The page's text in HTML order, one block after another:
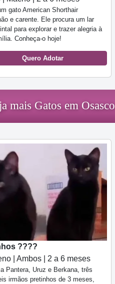
gato American Shorthair
e carente. Ele procura um lar
para explorar e trazer alegria à
Conheça-o hoje!
Quero Adotar
mais Gatos em Osasco
????
| Ambos | 2 a 6 meses
Pantera, Uruz e Berkana, três
irmãos pretinhos de 3 meses,